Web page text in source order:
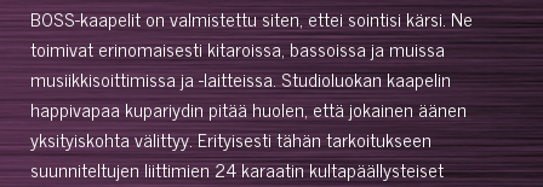
BOSS-kaapelit on valmistettu siten, ettei sointisi kärsi. Ne
toimivat erinomaisesti kitaroissa, bassoissa ja muissa
musiikkisoittimissa ja -laitteissa. Studioluokan kaapelin
happivapaa kupariydin pitää huolen, että jokainen äänen
yksityiskohta välittyy. Erityisesti tähän tarkoitukseen
suunniteltujen liittimien 24 karaatin kultapäällysteiset